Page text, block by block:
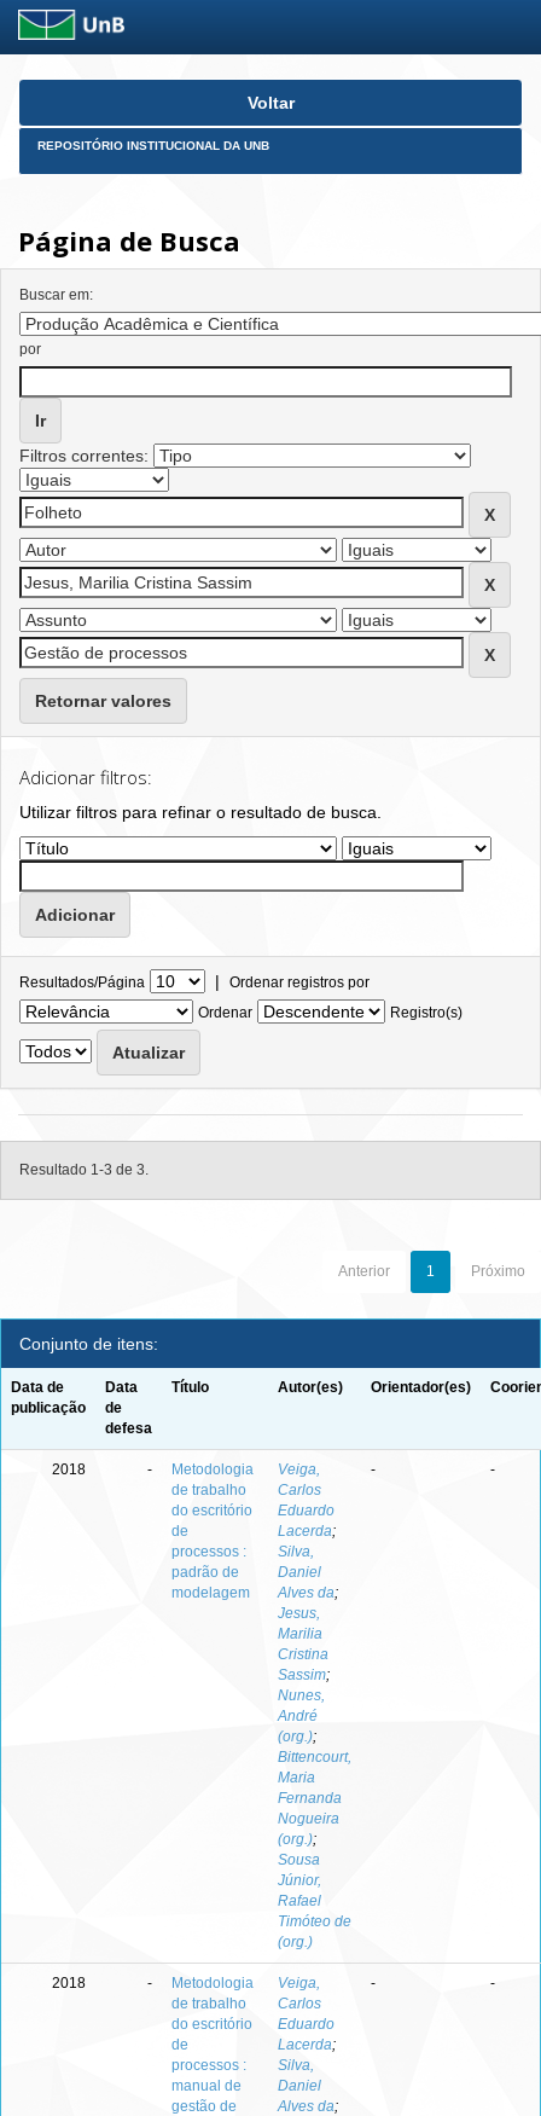
Skip
Voltar
REPOSITÓRIO INSTITUCIONAL DA UNB
Página de Busca
Buscar em:
por
Filtros correntes:
Retornar valores
Adicionar filtros:
Utilizar filtros para refinar o resultado de busca.
Resultados/Página | Ordenar registros por
Ordenar
Registro(s)
Resultado 1-3 de 3.
Anterior 1 Próximo
Conjunto de itens:
Data de
publicação
Data
de
defesa
Título Autor(es) Orientador(es)
2018 -
Metodologia
de trabalho
do escritório
de
processos :
padrão de
modelagem
Veiga,
Carlos
Eduardo
Lacerda;
Silva,
Daniel
Alves da;
Jesus,
Marilia
Cristina
Sassim;
Nunes,
André
(org.);
Bittencourt,
Maria
Fernanda
Nogueira
(org.);
Sousa
Júnior,
Rafael
Timóteo de
(org.)
- -
2018 -
Metodologia
de trabalho
do escritório
de
processos :
manual de
gestão de
Veiga,
Carlos
Eduardo
Lacerda;
Silva,
Daniel
Alves da;
- -